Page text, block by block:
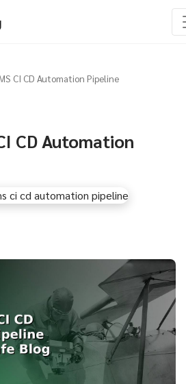
CI CD Automation Pipeline
CD Automation